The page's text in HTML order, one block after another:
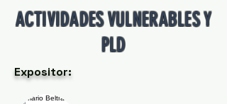
ACTIVIDADES VULNERABLES Y
PLD
Expositor: